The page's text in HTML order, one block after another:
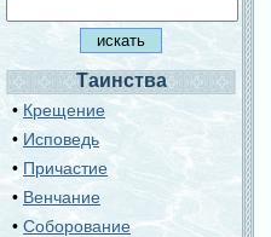
Таинства
• Крещение
• Исповедь
• Причастие
• Венчание
• Соборование